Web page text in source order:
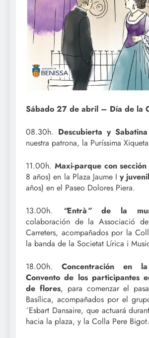
Sábado 27 de abril – Día de la
08.30h. Descubierta y Sabatina
nuestra patrona, la Puríssima
11.00h. Maxi-parque con
8 años) en la Plaza Jaume Iy juvenil
años) en el Paseo Dolores Piera.
13.00h.
“Entrà”de la
colaboración de la Associació
Carreters, acompañados por la
la banda de la Societat Lírica i
18.00h. Concentración en
Convento de los participantes
de flores, para comenzar el
Basílica, acompañados por el
´Esbart Dansaire, que actuará
hacia la plaza, y la Colla Pere Bigot.